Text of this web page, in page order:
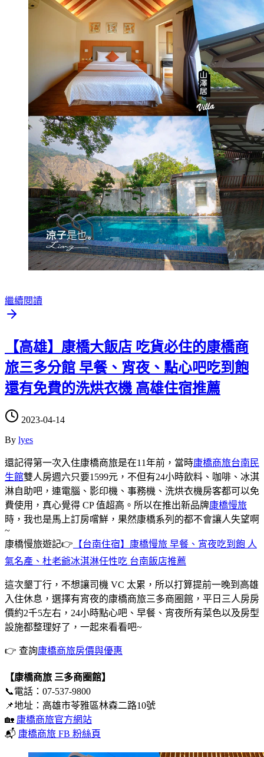
繼續閱讀
【高雄】康橋大飯店 吃貨必住的康橋商
旅三多分館 早餐、宵夜、點心吧吃到飽
還有免費的洗烘衣機 高雄住宿推薦
2023-04-14
By lyes
還記得第一次入住康橋商旅是在11年前，當時康橋商旅台南民
生館雙人房週六只要1599元，不但有24小時飲料、咖啡、冰淇
淋自助吧，連電腦、影印機、事務機、洗烘衣機房客都可以免
費使用，真心覺得 CP 值超高。所以在推出新品牌康橋慢旅
時，我也是馬上訂房嚐鮮，果然康橋系列的都不會讓人失望啊
~
康橋慢旅遊記👉 【台南住宿】康橋慢旅 早餐、宵夜吃到飽 人
氣名產、杜老爺冰淇淋任性吃 台南飯店推薦
這次墾丁行，不想讓司機 VC 太累，所以打算提前一晚到高雄
入住休息，選擇有宵夜的康橋商旅三多商圈館，平日三人房房
價約2千5左右，24小時點心吧、早餐、宵夜所有菜色以及房型
設施都整理好了，一起來看看吧~
👉 查詢康橋商旅房價與優惠
【康橋商旅 三多商圈館】
📞電話：07-537-9800
📌地址：高雄市苓雅區林森二路10號
🏡 康橋商旅官方網站
📬 康橋商旅 FB 粉絲頁